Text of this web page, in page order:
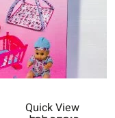
Quick View